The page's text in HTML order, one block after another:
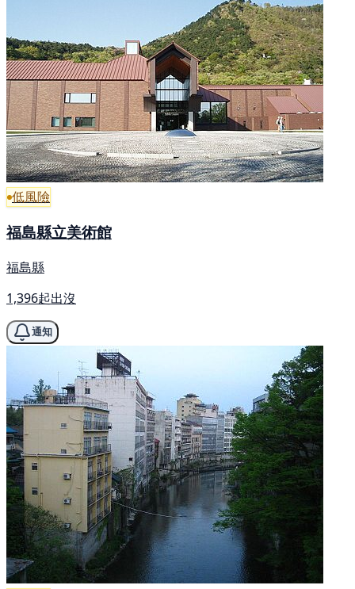
低風險
福島縣立美術館
福島縣
1,396起出沒
通知